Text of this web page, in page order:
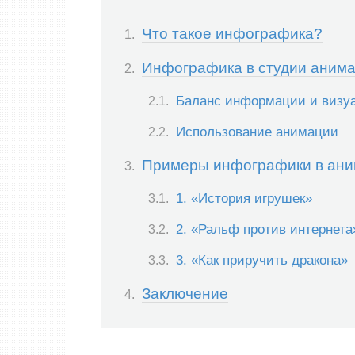
Что такое инфографика?
Инфографика в студии
Баланс информации и
Использование анимации
Примеры инфографики в
1. «История игрушек»
2. «Ральф против
3. «Как приручить дракона»
Заключение